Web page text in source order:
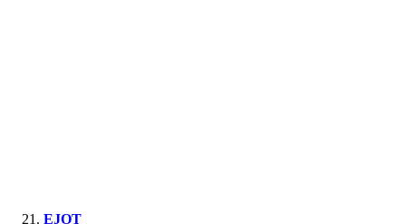
EJOT